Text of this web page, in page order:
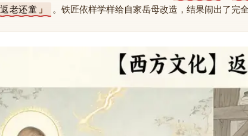
返老还童
。铁匠依样学样给自家岳母改造，结果闹出了完